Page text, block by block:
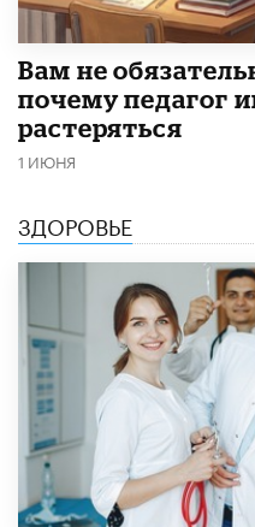
​Вам не
почему педагог
растеряться
1 ИЮНЯ
ЗДОРОВЬЕ